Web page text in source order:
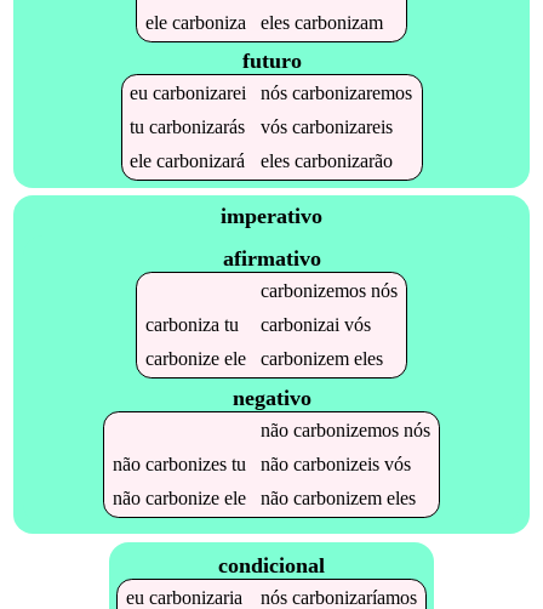
ele carboniza eles carbonizam
futuro
eucarbonizarei nóscarbonizaremos
tucarbonizarás vóscarbonizareis
elecarbonizará elescarbonizarão
imperativo
afirmativo
carbonizemosnós
carboniza tu carbonizai vós
carbonizeele carbonizemeles
negativo
não carbonizemosnós
não carbonizestu não carbonizeisvós
não carbonizeele não carbonizemeles
condicional
eu carbonizaria nós carbonizaríamos